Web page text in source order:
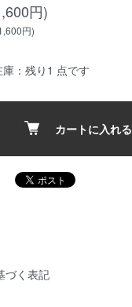
円)
円)
庫：残り1 点です
カートに入れる
づく表記